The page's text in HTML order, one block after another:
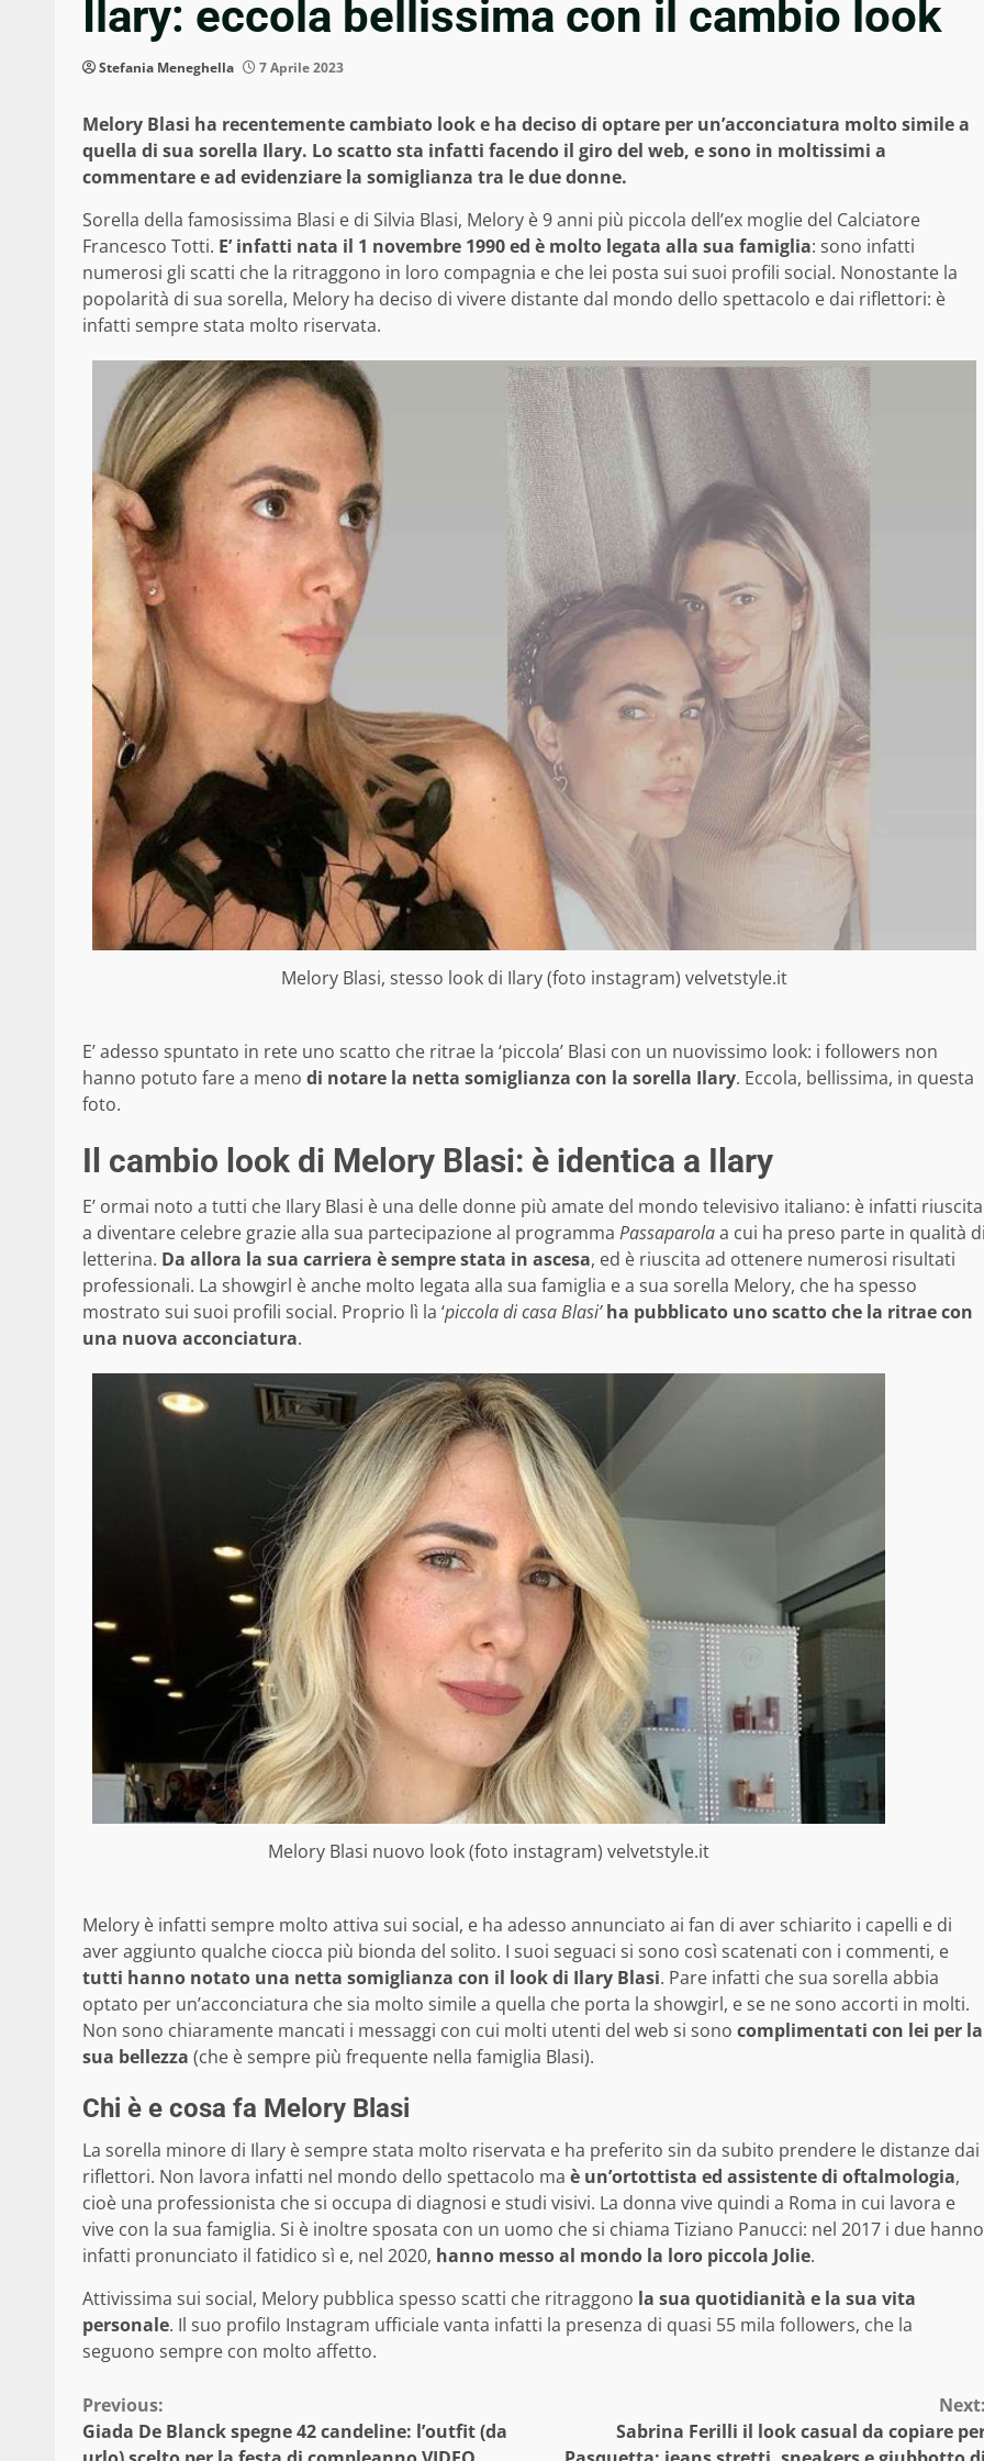
Ilary: eccola bellissima con il cambio look
Stefania Meneghella 7 Aprile 2023
Melory Blasi ha recentemente cambiato look e ha deciso di optare per un’acconciatura molto simile a
quella di sua sorella Ilary. Lo scatto sta infatti facendo il giro del web, e sono in moltissimi a
commentare e ad evidenziare la somiglianza tra le due donne.
Sorella della famosissima Blasi e di Silvia Blasi, Melory è 9 anni più piccola dell’ex moglie del Calciatore
Francesco Totti. E’ infatti nata il 1 novembre 1990 ed è molto legata alla sua famiglia: sono infatti
numerosi gli scatti che la ritraggono in loro compagnia e che lei posta sui suoi profili social. Nonostante la
popolarità di sua sorella, Melory ha deciso di vivere distante dal mondo dello spettacolo e dai riflettori: è
infatti sempre stata molto riservata.
Melory Blasi, stesso look di Ilary (foto instagram) velvetstyle.it
E’ adesso spuntato in rete uno scatto che ritrae la ‘piccola’ Blasi con un nuovissimo look: i followers non
hanno potuto fare a meno di notare la netta somiglianza con la sorella Ilary. Eccola, bellissima, in questa
foto.
Il cambio look di Melory Blasi: è identica a Ilary
E’ ormai noto a tutti che Ilary Blasi è una delle donne più amate del mondo televisivo italiano: è infatti riuscita
a diventare celebre grazie alla sua partecipazione al programma Passaparolaa cui ha preso parte in qualità
letterina. Da allora la sua carriera è sempre stata in ascesa, ed è riuscita ad ottenere numerosi risultati
professionali. La showgirl è anche molto legata alla sua famiglia e a sua sorella Melory, che ha spesso
mostrato sui suoi profili social. Proprio lì la ‘piccola di casa Blasi’ ha pubblicato uno scatto che la ritrae con
una nuova acconciatura.
Melory Blasi nuovo look (foto instagram) velvetstyle.it
Melory è infatti sempre molto attiva sui social, e ha adesso annunciato ai fan di aver schiarito i capelli e di
aver aggiunto qualche ciocca più bionda del solito. I suoi seguaci si sono così scatenati con i commenti, e
tutti hanno notato una netta somiglianza con il look di Ilary Blasi. Pare infatti che sua sorella abbia
optato per un’acconciatura che sia molto simile a quella che porta la showgirl, e se ne sono accorti in molti.
Non sono chiaramente mancati i messaggi con cui molti utenti del web si sono complimentati con lei per la
sua bellezza (che è sempre più frequente nella famiglia Blasi).
Chi è e cosa fa Melory Blasi
La sorella minore di Ilary è sempre stata molto riservata e ha preferito sin da subito prendere le distanze dai
riflettori. Non lavora infatti nel mondo dello spettacolo ma è un’ortottista ed assistente di oftalmologia,
cioè una professionista che si occupa di diagnosi e studi visivi. La donna vive quindi a Roma in cui lavora e
vive con la sua famiglia. Si è inoltre sposata con un uomo che si chiama Tiziano Panucci: nel 2017 i due hanno
infatti pronunciato il fatidico sì e, nel 2020, hanno messo al mondo la loro piccola Jolie.
Attivissima sui social, Melory pubblica spesso scatti che ritraggono la sua quotidianità e la sua vita
personale. Il suo profilo Instagram ufficiale vanta infatti la presenza di quasi 55 mila followers, che la
seguono sempre con molto affetto.
Continue
Previous:
Giada De Blanck spegne 42 candeline: l’outfit (da
Sabrina Ferilli il look casual da copiare